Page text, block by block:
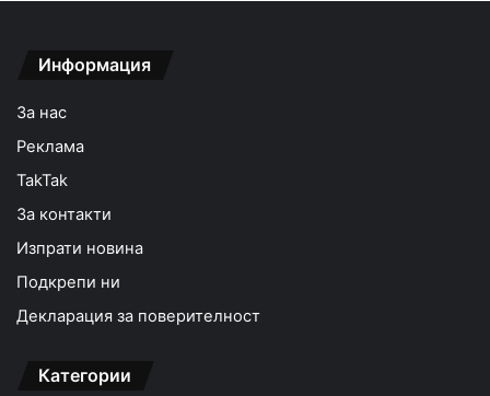
Информация
За нас
Реклама
TakTak
За контакти
Изпрати новина
Подкрепи ни
Декларация за поверителност
Категории